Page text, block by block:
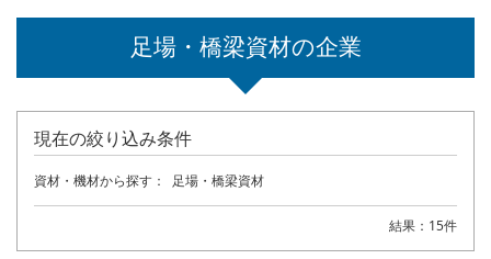
足場・橋梁資材の企業
現在の絞り込み条件
資材・機材から探す： 足場・橋梁資材
結果：15件